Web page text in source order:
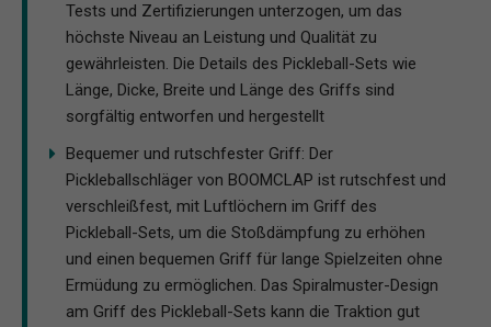
Tests und Zertifizierungen unterzogen, um das
höchste Niveau an Leistung und Qualität zu
gewährleisten. Die Details des Pickleball-Sets wie
Länge, Dicke, Breite und Länge des Griffs sind
sorgfältig entworfen und hergestellt
Bequemer und rutschfester Griff: Der
Pickleballschläger von BOOMCLAP ist rutschfest und
verschleißfest, mit Luftlöchern im Griff des
Pickleball-Sets, um die Stoßdämpfung zu erhöhen
und einen bequemen Griff für lange Spielzeiten ohne
Ermüdung zu ermöglichen. Das Spiralmuster-Design
am Griff des Pickleball-Sets kann die Traktion gut